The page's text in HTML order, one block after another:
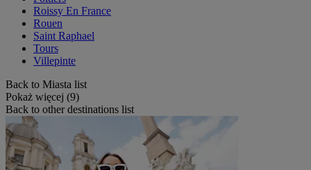
Roissy En France
Rouen
Saint Raphael
Tours
Villepinte
Back to Miasta list
Pokaż więcej (9)
Back to other destinations list